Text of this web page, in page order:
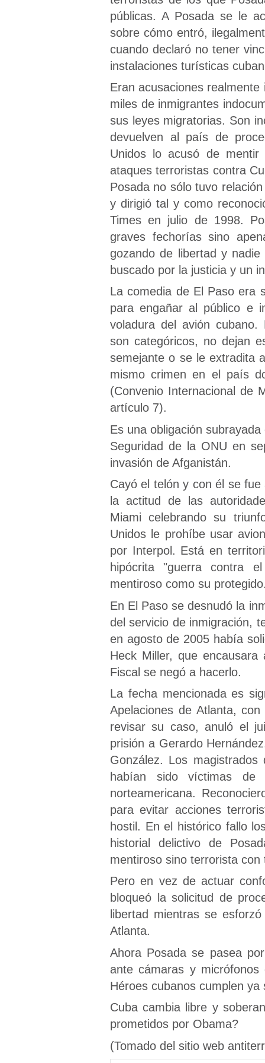
públicas. A Posada se le
sobre cómo entró,
cuando declaró no tener
instalaciones turísticas
Eran acusaciones
miles de inmigrantes
sus leyes migratorias. Son
devuelven al país de
Unidos lo acusó de
ataques terroristas contra
Posada no sólo tuvo
y dirigió tal y como
Times en julio de 1998.
graves fechorías sino
gozando de libertad y
buscado por la justicia y un
La comedia de El Paso era
para engañar al público e
voladura del avión
son categóricos, no dejan
semejante o se le extradita
mismo crimen en el país
(Convenio Internacional de
artículo 7).
Es una obligación
Seguridad de la ONU en
invasión de Afganistán.
Cayó el telón y con él se
la actitud de las
Miami celebrando su
Unidos le prohíbe usar
por Interpol. Está en
hipócrita "guerra contra
mentiroso como su
En El Paso se desnudó la
del servicio de inmigración,
en agosto de 2005 había
Heck Miller, que
Fiscal se negó a hacerlo.
La fecha mencionada es
Apelaciones de Atlanta,
revisar su caso, anuló el
prisión a Gerardo
González. Los
habían sido víctimas de
norteamericana.
para evitar acciones
hostil. En el histórico fallo
historial delictivo de
mentiroso sino terrorista con
Pero en vez de actuar
bloqueó la solicitud de
libertad mientras se
Atlanta.
Ahora Posada se pasea
ante cámaras y
Héroes cubanos cumplen
Cuba cambia libre y
prometidos por Obama?
(Tomado del sitio web